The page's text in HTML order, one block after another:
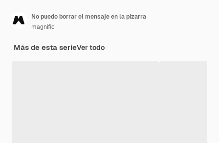
No puedo borrar el mensaje en la pizarra
magnific
Más de esta serieVer todo